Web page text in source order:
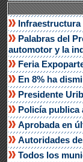
Infraestructura
Palabras del
automotor y la
Feria
En 8% ha
Presidente
Policía publica
Aprobada en
Autoridades
Todos los